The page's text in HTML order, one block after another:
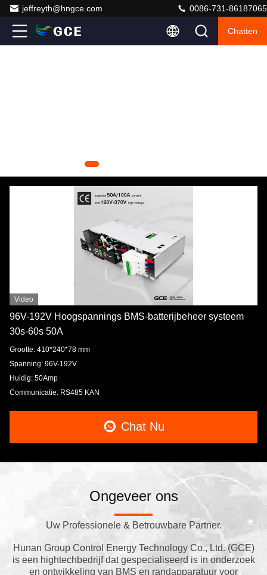
jeffreyth@hngce.com 0086-731-86187065
Chatten
Video
96V-192V Hoogspannings BMS-batterijbeheer systeem
30s-60s 50A
Grootte: 410*240*78 mm
Spanning: 96V-192V
Huidig: 50Amp
Communicatie: RS485 KAN
Chat Nu
Ongeveer ons
Uw Professionele & Betrouwbare Partner.
Hunan Group Control Energy Technology Co., Ltd. (GCE)
is een hightechbedrijf dat gespecialiseerd is in onderzoek
en ontwikkeling van BMS en randapparatuur voor